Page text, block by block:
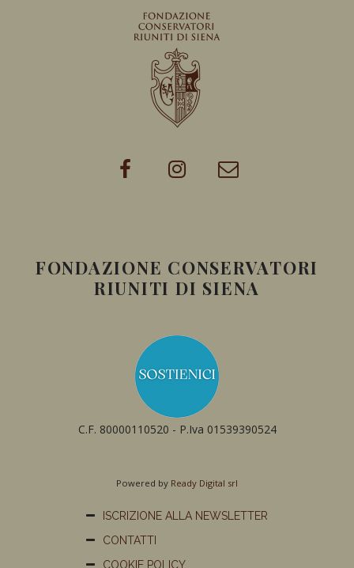
FONDAZIONE CONSERVATORI
RIUNITI DI SIENA
C.F. 80000110520 - P.Iva 01539390524
Powered by Ready Digital srl
ISCRIZIONE ALLA NEWSLETTER
CONTATTI
COOKIE POLICY